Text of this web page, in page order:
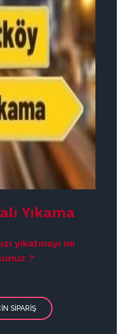
Yıkama
yıkatmayı mı
?
SIPARIŞ